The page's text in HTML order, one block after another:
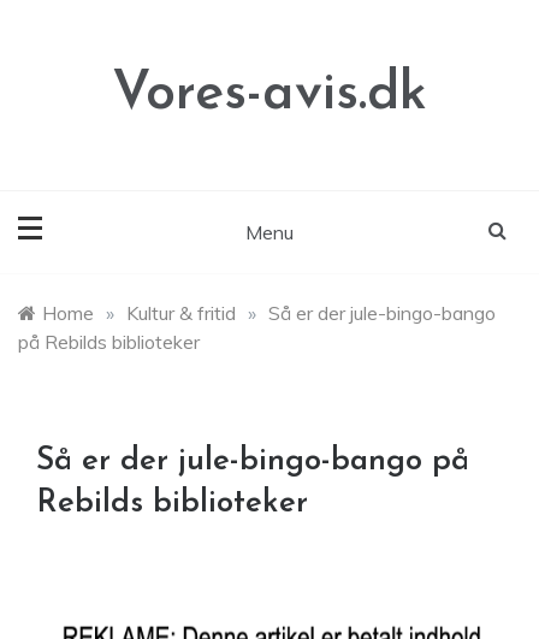
Vores-avis.dk
Menu
Home » Kultur & fritid » Så er der jule-bingo-bango
på Rebilds biblioteker
Så er der jule-bingo-bango på
Rebilds biblioteker